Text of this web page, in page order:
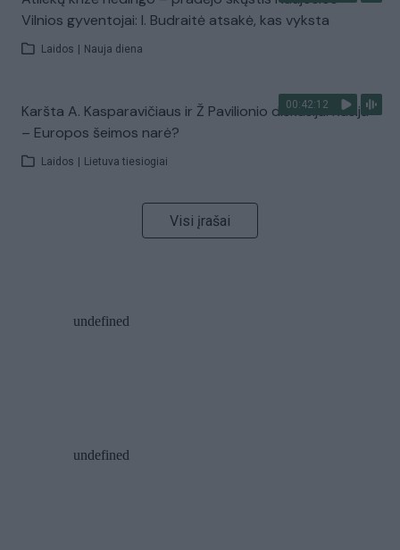
Vilnios gyventojai: I. Budraitė atsakė, kas vyksta
Laidos Nauja diena
00:42:12
Karšta A. Kasparavičiaus ir Ž Pavilionio diskusija: Rusija
– Europos šeimos narė?
Laidos Lietuva tiesiogiai
Visi įrašai